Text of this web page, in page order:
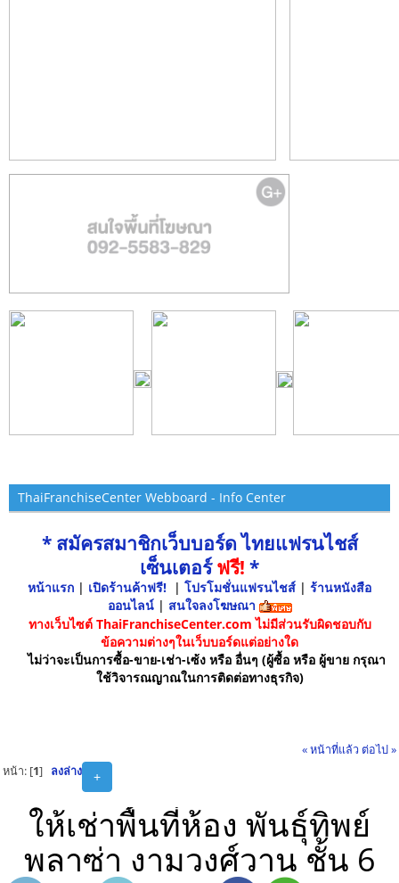
ThaiFranchiseCenter Webboard - Info Center
* สมัครสมาชิกเว็บบอร์ด ไทยแฟรนไชส์
เซ็นเตอร์ฟรี! *
หน้าแรก | เปิดร้านค้าฟรี! | โปรโมชั่นแฟรนไชส์ | ร้านหนังสือ
ออนไลน์ | สนใจลงโฆษณา
ทางเว็บไซต์ ThaiFranchiseCenter.com ไม่มีส่วนรับผิดชอบกับ
ข้อความต่างๆในเว็บบอร์ดแต่อย่างใด
ไม่ว่าจะเป็นการซื้อ-ขาย-เช่า-เซ้ง หรือ อื่นๆ (ผู้ซื้อ หรือ ผู้ขาย กรุณา
ใช้วิจารณญาณในการติดต่อทางธุรกิจ)
« หน้าที่แล้ว ต่อไป »
+
หน้า: [1] ลงล่าง
ให้เช่าพื้นที่ห้อง พันธุ์ทิพย์
พลาซ่า งามวงศ์วาน ชั้น 6